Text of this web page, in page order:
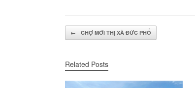
Post navigation
← CHỢ MỚI THỊ XÃ ĐỨC PHỔ
Related Posts